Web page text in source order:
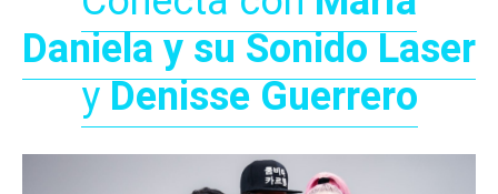
Daniela y su Sonido Laser
yDenisseGuerrero